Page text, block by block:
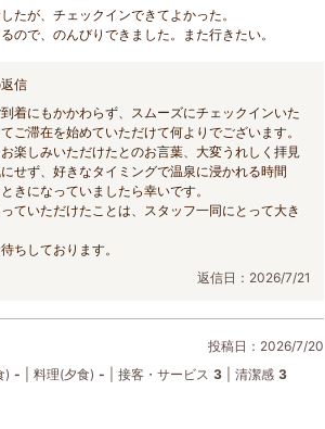
たが、チェックインできてよかった。
ので、のんびりできました。また行きたい。
信
着にもかかわらず、スムーズにチェックインいた
ご滞在を始めていただけて何よりでございます。
楽しみいただけたとのお言葉、大変うれしく拝見
せず、好きなタイミングで温泉に浸かれる時間
きになっていましたら幸いです。
ていただけたことは、スタッフ一同にとって大き
ちしております。
返信日：2026/7/21
投稿日：2026/7/20
) - 料理(夕食) - 接客・サービス 3 清潔感 3